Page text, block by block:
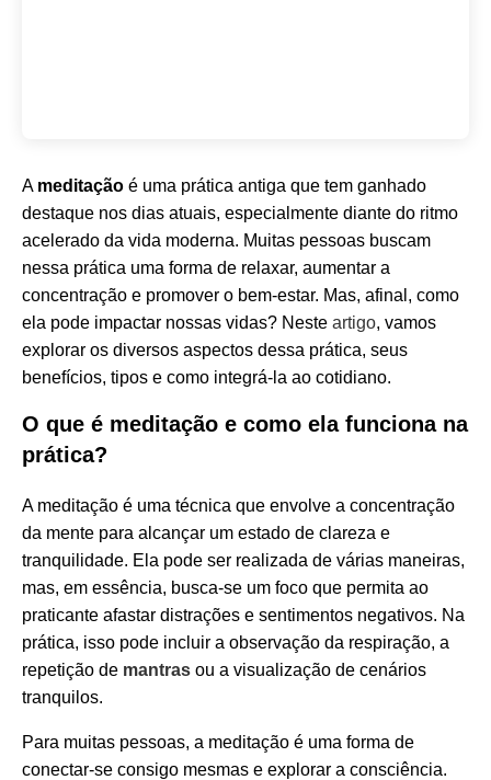
A meditação é uma prática antiga que tem ganhado
destaque nos dias atuais, especialmente diante do ritmo
acelerado da vida moderna. Muitas pessoas buscam
nessa prática uma forma de relaxar, aumentar a
concentração e promover o bem-estar. Mas, afinal, como
ela pode impactar nossas vidas? Neste artigo, vamos
explorar os diversos aspectos dessa prática, seus
benefícios, tipos e como integrá-la ao cotidiano.
O que é meditação e como ela funciona na
prática?
A meditação é uma técnica que envolve a concentração
da mente para alcançar um estado de clareza e
tranquilidade. Ela pode ser realizada de várias maneiras,
mas, em essência, busca-se um foco que permita ao
praticante afastar distrações e sentimentos negativos. Na
prática, isso pode incluir a observação da respiração, a
repetição de mantras ou a visualização de cenários
tranquilos.
Para muitas pessoas, a meditação é uma forma de
conectar-se consigo mesmas e explorar a consciência.